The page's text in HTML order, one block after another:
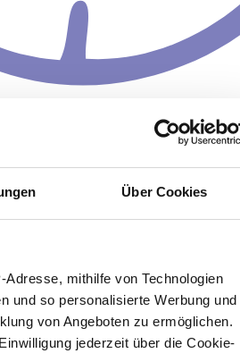
Über Cookies
mithilfe von Technologien
und so personalisierte Werbung und
von Angeboten zu ermöglichen.
jederzeit über die Cookie-